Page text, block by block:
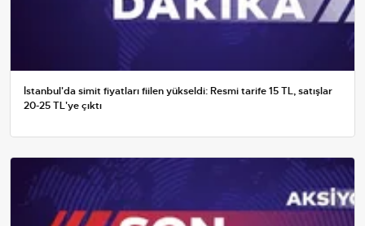
İstanbul'da simit fiyatları fiilen yükseldi: Resmi tarife 15 TL, satışlar
20-25 TL'ye çıktı